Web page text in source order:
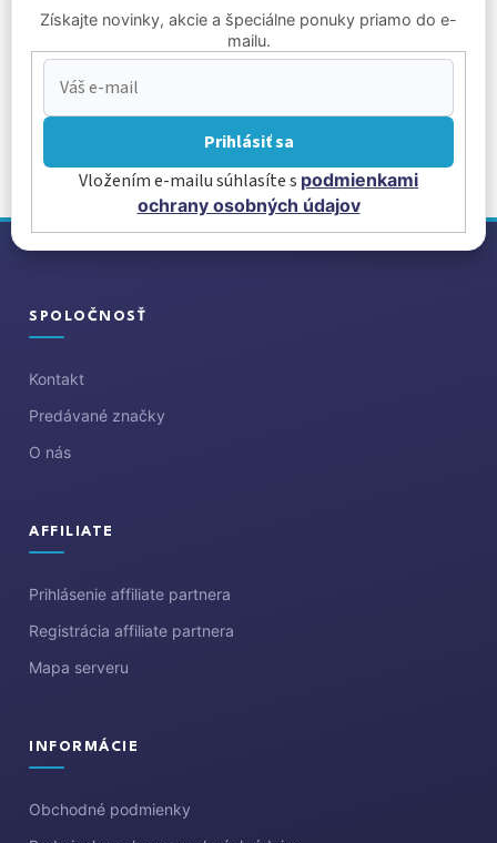
Získajte novinky, akcie a špeciálne ponuky priamo do e-
mailu.
Prihlásiť sa
Vložením e-mailu súhlasíte s podmienkami
ochrany osobných údajov
Z
SPOLOČNOSŤ
Kontakt
Predávané značky
O nás
AFFILIATE
Prihlásenie affiliate partnera
Registrácia affiliate partnera
Mapa serveru
INFORMÁCIE
Obchodné podmienky